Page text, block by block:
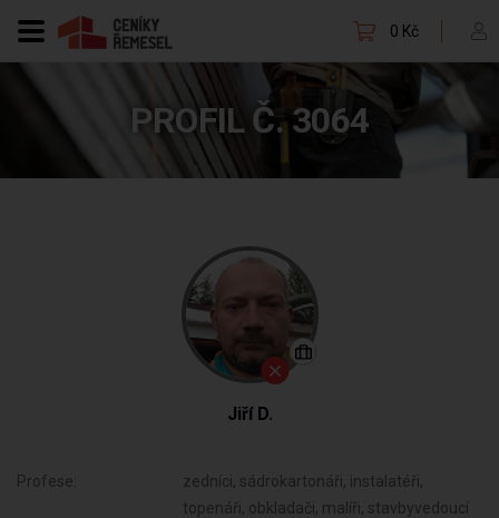
0 Kč
PROFIL Č. 3064
Jiří D.
Profese:
zedníci, sádrokartonáři, instalatéři,
topenáři, obkladači, malíři, stavbyvedoucí